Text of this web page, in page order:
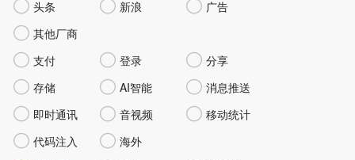
 头条  新浪  广告
 其他厂商
 支付  登录  分享
 存储  AI智能  消息推送
 即时通讯  音视频  移动统计
 代码注入  海外